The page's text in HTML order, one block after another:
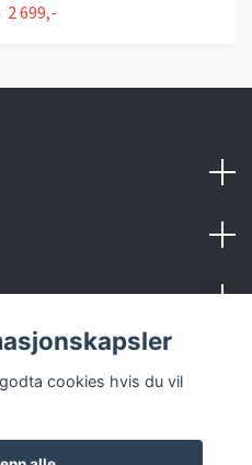
2 699,-
cookies hvis du vil